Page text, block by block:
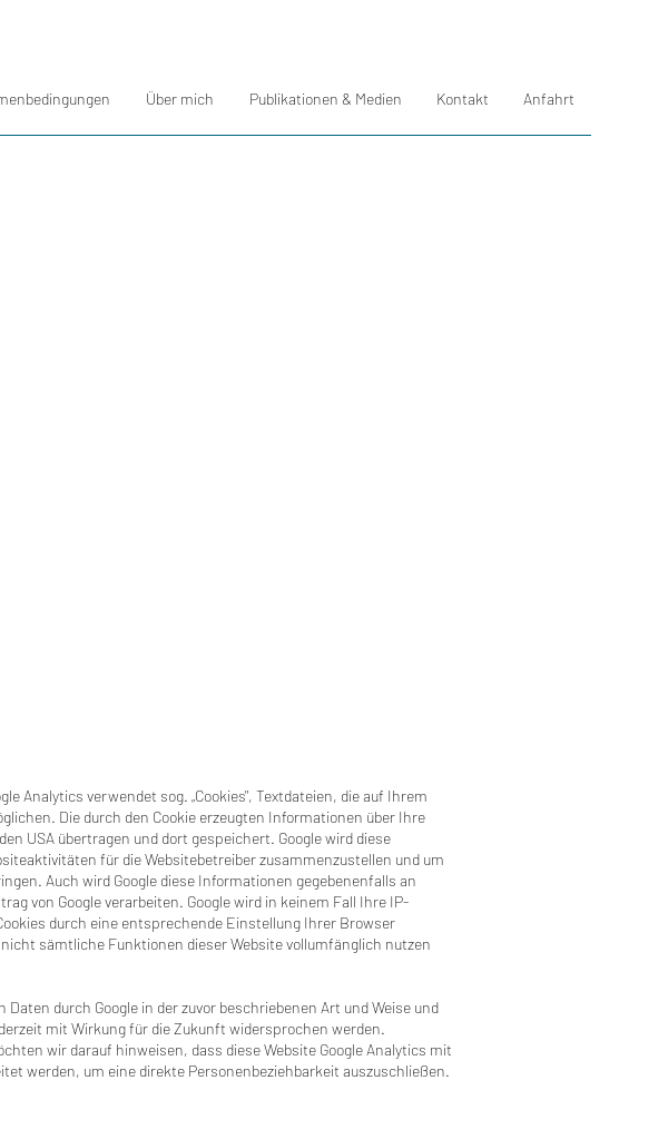
Über mich Publikationen & Medien Kontakt Anfahrt
Analytics verwendet sog. „Cookies", Textdateien, die auf Ihrem
Die durch den Cookie erzeugten Informationen über Ihre
USA übertragen und dort gespeichert. Google wird diese
für die Websitebetreiber zusammenzustellen und um
Auch wird Google diese Informationen gegebenenfalls an
von Google verarbeiten. Google wird in keinem Fall Ihre IP-
durch eine entsprechende Einstellung Ihrer Browser
sämtliche Funktionen dieser Website vollumfänglich nutzen
durch Google in der zuvor beschriebenen Art und Weise und
mit Wirkung für die Zukunft widersprochen werden.
wir darauf hinweisen, dass diese Website Google Analytics mit
werden, um eine direkte Personenbeziehbarkeit auszuschließen.